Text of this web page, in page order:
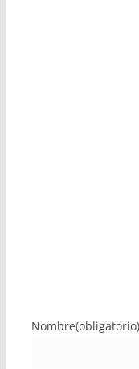
Nombre(obligatorio)